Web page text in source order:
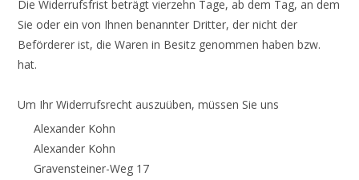
Die Widerrufsfrist beträgt vierzehn Tage, ab dem Tag, an dem
Sie oder ein von Ihnen benannter Dritter, der nicht der
Beförderer ist, die Waren in Besitz genommen haben bzw.
hat.
Um Ihr Widerrufsrecht auszuüben, müssen Sie uns
Alexander Kohn
Alexander Kohn
Gravensteiner-Weg 17